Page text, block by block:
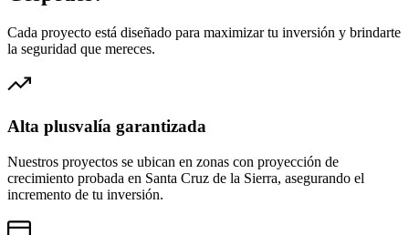
Cada proyecto está diseñado para maximizar tu inversión y brindarte
la seguridad que mereces.
Alta plusvalía garantizada
Nuestros proyectos se ubican en zonas con proyección de
crecimiento probada en Santa Cruz de la Sierra, asegurando el
incremento de tu inversión.